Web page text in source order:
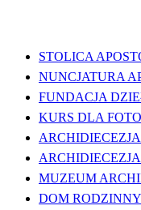
STOLICA
NUNCJATURA
FUNDACJA
KURS DLA
MUZEUM
DOM